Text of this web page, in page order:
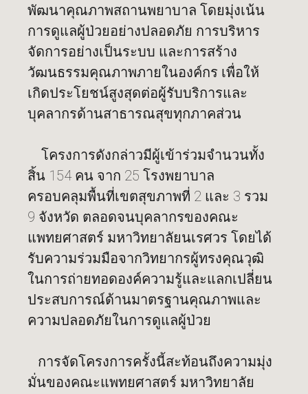
พัฒนาคุณภาพสถานพยาบาล โดยมุ่งเน้น
การดูแลผู้ป่วยอย่างปลอดภัย การบริหาร
จัดการอย่างเป็นระบบ และการสร้าง
วัฒนธรรมคุณภาพภายในองค์กร เพื่อให้
เกิดประโยชน์สูงสุดต่อผู้รับบริการและ
บุคลากรด้านสาธารณสุขทุกภาคส่วน
โครงการดังกล่าวมีผู้เข้าร่วมจำนวนทั้ง
สิ้น 154 คน จาก 25 โรงพยาบาล
ครอบคลุมพื้นที่เขตสุขภาพที่ 2 และ 3 รวม
9 จังหวัด ตลอดจนบุคลากรของคณะ
แพทยศาสตร์ มหาวิทยาลัยนเรศวร โดยได้
รับความร่วมมือจากวิทยากรผู้ทรงคุณวุฒิ
ในการถ่ายทอดองค์ความรู้และแลกเปลี่ยน
ประสบการณ์ด้านมาตรฐานคุณภาพและ
ความปลอดภัยในการดูแลผู้ป่วย
การจัดโครงการครั้งนี้สะท้อนถึงความมุ่ง
มั่นของคณะแพทยศาสตร์ มหาวิทยาลัย